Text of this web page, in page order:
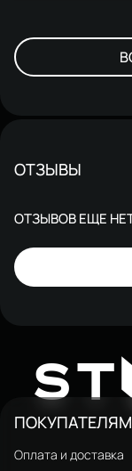
ОТЗЫВЫ
ОТЗЫВОВ ЕЩЕ
ST
ПОКУПАТЕЛЯМ
Оплата и доставка